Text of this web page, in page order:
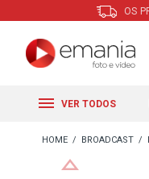
OS
VER TODOS
BROADCAST